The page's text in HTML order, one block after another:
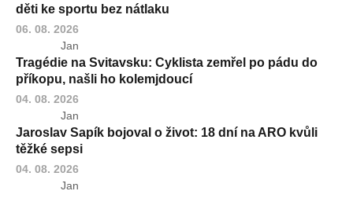
děti ke sportu bez nátlaku
06. 08. 2026
Jan
Tragédie na Svitavsku: Cyklista zemřel po pádu do
příkopu, našli ho kolemjdoucí
04. 08. 2026
Jan
Jaroslav Sapík bojoval o život: 18 dní na ARO kvůli
těžké sepsi
04. 08. 2026
Jan